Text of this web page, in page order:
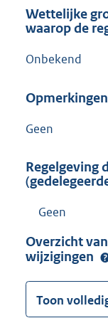
Wettelijke
waarop de
Onbekend
Geen
Regelgeving
Geen
Overzicht
wijzigingen
Toon